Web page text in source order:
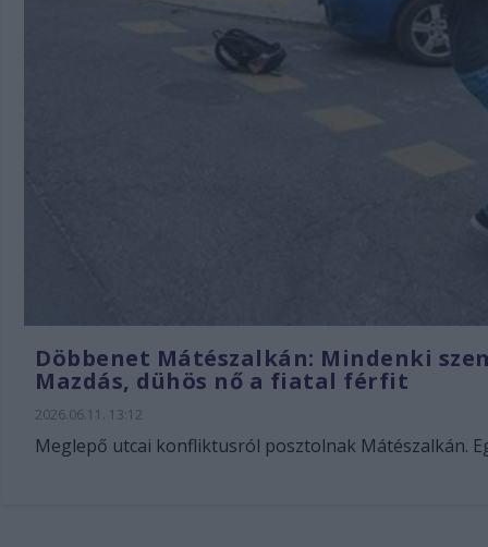
Döbbenet Mátészalkán: Mindenki
Mazdás, dühös nő a fiatal férfit
2026.06.11. 13:12
Meglepő utcai konfliktusról posztolnak Mátészalkán.